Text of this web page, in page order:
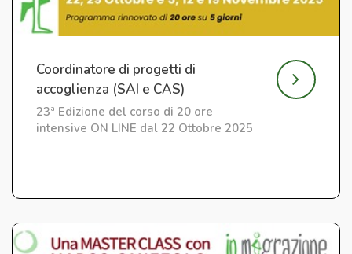
Coordinatore di progetti di
accoglienza (SAI e CAS)
23ª Edizione del corso di 20 ore
intensive ON LINE dal 22 Ottobre 2025